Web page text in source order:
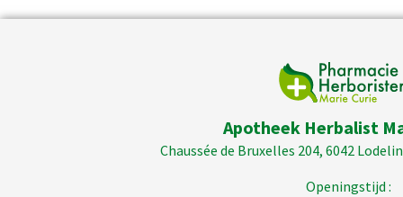
Apotheek Herbalist
Chaussée de Bruxelles 204, 6042
Openingstijd :